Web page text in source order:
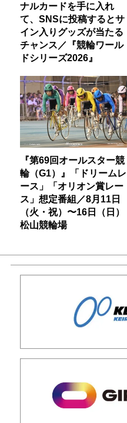
ナルカードを手に入れ
て、SNSに投稿するとサ
イン入りグッズが当たる
チャンス／『競輪ワール
ドシリーズ2026』
『第69回オールスター競
輪（G1）』「ドリームレ
ース」「オリオン賞レー
ス」想定番組／8月11日
（火・祝）〜16日（日）
松山競輪場